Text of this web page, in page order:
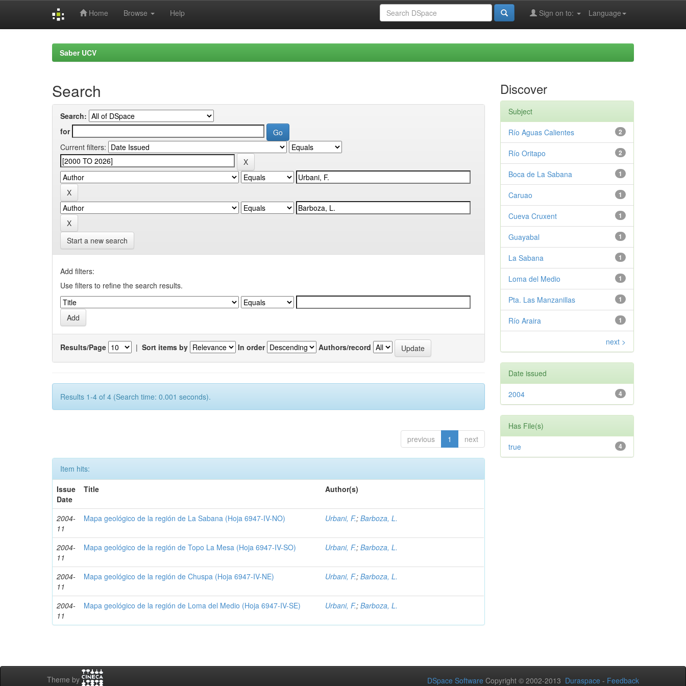
Home Browse Help Language
Sign on to:
Saber UCV
Search
Search:
for
Current filters:
Start a new search
Add filters:
Use filters to refine the search results.
Results/Page | Sort items by In order Authors/record
Results 1-4 of 4 (Search time: 0.001 seconds).
previous 1 next
Item hits:
Issue
Date
Title Author(s)
2004-
11
Mapa geológico de la región de La Sabana (Hoja 6947-IV-NO) Urbani, F.;Barboza, L.
2004-
11
Mapa geológico de la región de Topo La Mesa (Hoja 6947-IV-SO) Urbani, F.;Barboza, L.
2004-
11
Mapa geológico de la región de Chuspa (Hoja 6947-IV-NE) Urbani, F.;Barboza, L.
2004-
11
Mapa geológico de la región de Loma del Medio (Hoja 6947-IV-SE) Urbani, F.;Barboza, L.
Discover
Subject
2
Río Aguas Calientes
2
Río Oritapo
1
Boca de La Sabana
1
Caruao
1
Cueva Cruxent
1
Guayabal
1
La Sabana
1
Loma del Medio
1
Pta. Las Manzanillas
1
Río Araira
next >
Date issued
4
2004
Has File(s)
4
true
Theme by DSpace Software Copyright © 2002-2013 Duraspace - Feedback